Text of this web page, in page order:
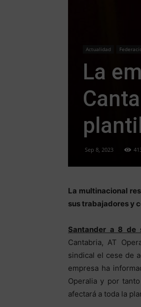
Actualidad
La
Sep 8, 2023
La multinacional
sus trabajadores y
Santander a 8 de
Cantabria, AT
sindical el cese de
empresa ha
Operalia y por
afectará a toda la